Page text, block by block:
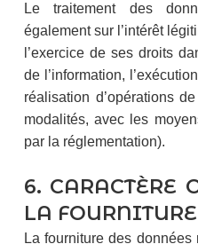
Le traitement des
également sur l’intérêt
l’exercice de ses droits
de l’information,
réalisation d’opérations
modalités, avec les
par la réglementation).
6. CARACTÈRE
LA
La fourniture des